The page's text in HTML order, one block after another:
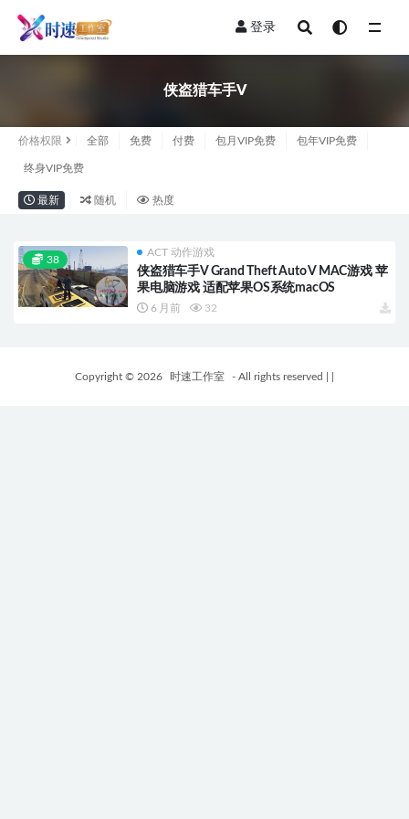
登录
侠盗猎车手V
价格权限 全部 免费 付费 包月VIP免费 包年VIP免费
终身VIP免费
最新 随机 热度
38
ACT 动作游戏
侠盗猎车手V Grand Theft Auto V MAC游戏 苹
果电脑游戏 适配苹果OS系统macOS
6 月前 32
Copyright © 2026 时速工作室 - All rights reserved